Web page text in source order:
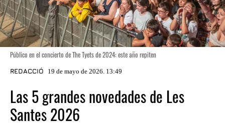
Público en el concierto de The Tyets de 2024: este año repiten
REDACCIÓ 19 de mayo de 2026. 13:49
Las 5 grandes novedades de Les
Santes 2026